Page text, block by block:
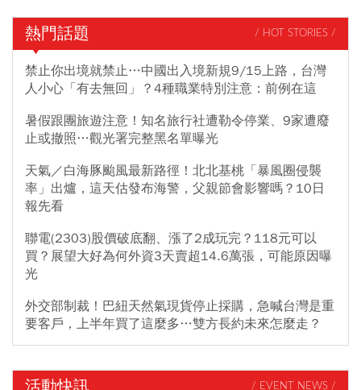
熱門話題 / HOT STORIES /
禁止你出境就禁止…中國出入境新規9/15上路，台灣
人小心「有去無回」？4種職業特別注意：前例在這
暑假跟團旅遊注意！知名旅行社遭勒令停業、9家遭廢
止或撤照…觀光署完整黑名單曝光
天氣／白海豚颱風最新路徑！北北基桃「暴風圈侵襲
率」出爐，這天估發布海警，父親節會影響嗎？10日
報先看
聯電(2303)股價破底翻、漲了2成玩完？118元可以
買？展望大好為何外資3天賣超14.6萬張，可能原因曝
光
外交部制裁！巴紐天然氣現貨停止採購，急喊台灣是重
要客戶，上半年買了這麼多…雙方長約未來怎麼走？
/ EVENT NEWS /